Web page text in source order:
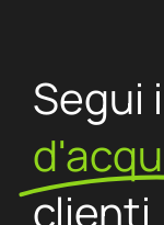
Segui
clienti